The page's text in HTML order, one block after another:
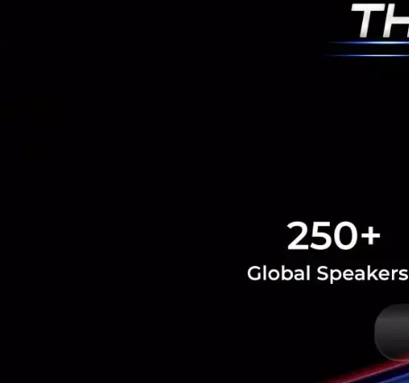
‘ความสัมพันธ์ของ
ซึ่งการที่อาชีพแบ
Saucy Thoughts ai
RELATED